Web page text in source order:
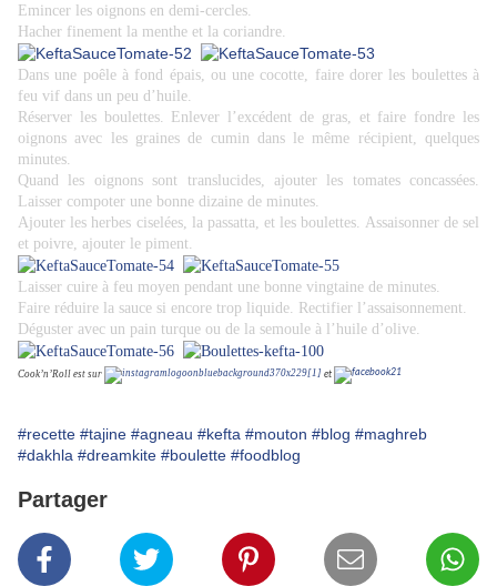
Emincer les oignons en demi-cercles.
Hacher finement la menthe et la coriandre.
Dans une poêle à fond épais, ou une cocotte, faire dorer les boulettes à
feu vif dans un peu d’huile.
Réserver les boulettes. Enlever l’excédent de gras, et faire fondre les
oignons avec les graines de cumin dans le même récipient, quelques
minutes.
Quand les oignons sont translucides, ajouter les tomates concassées.
Laisser compoter une bonne dizaine de minutes.
Ajouter les herbes ciselées, la passatta, et les boulettes. Assaisonner de sel
et poivre, ajouter le piment.
Laisser cuire à feu moyen pendant une bonne vingtaine de minutes.
Faire réduire la sauce si encore trop liquide. Rectifier l’assaisonnement.
Déguster avec un pain turque ou de la semoule à l’huile d’olive.
Cook’n’Roll est sur et
#recette #tajine #agneau #kefta #mouton #blog #maghreb
#dakhla #dreamkite #boulette #foodblog
Partager